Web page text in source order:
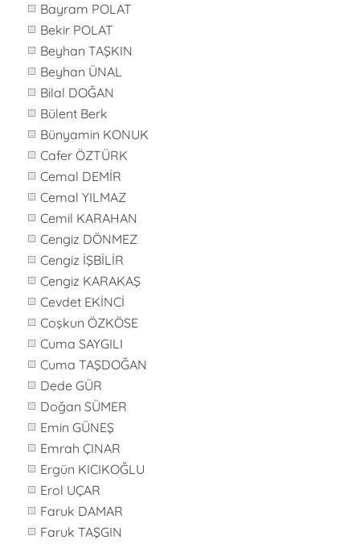
Bayram POLAT
Bekir POLAT
Beyhan TAŞKIN
Beyhan ÜNAL
Bilal DOĞAN
Bülent Berk
Bünyamin KONUK
Cafer ÖZTÜRK
Cemal DEMİR
Cemal YILMAZ
Cemil KARAHAN
Cengiz DÖNMEZ
Cengiz İŞBİLİR
Cengiz KARAKAŞ
Cevdet EKİNCİ
Coşkun ÖZKÖSE
Cuma SAYGILI
Cuma TAŞDOĞAN
Dede GÜR
Doğan SÜMER
Emin GÜNEŞ
Emrah ÇINAR
Ergün KICIKOĞLU
Erol UÇAR
Faruk DAMAR
Faruk TAŞGIN